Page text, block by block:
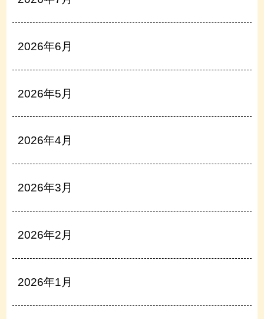
2026年6月
2026年5月
2026年4月
2026年3月
2026年2月
2026年1月